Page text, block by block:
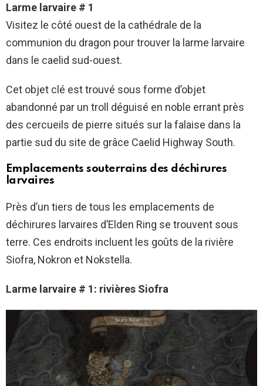
Larme larvaire # 1
Visitez le côté ouest de la cathédrale de la
communion du dragon pour trouver la larme larvaire
dans le caelid sud-ouest.
Cet objet clé est trouvé sous forme d’objet
abandonné par un troll déguisé en noble errant près
des cercueils de pierre situés sur la falaise dans la
partie sud du site de grâce Caelid Highway South.
Emplacements souterrains des déchirures
larvaires
Près d’un tiers de tous les emplacements de
déchirures larvaires d’Elden Ring se trouvent sous
terre. Ces endroits incluent les goûts de la rivière
Siofra, Nokron et Nokstella.
Larme larvaire # 1: rivières Siofra